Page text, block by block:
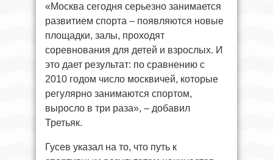
«Москва сегодня серьезно занимается
развитием спорта – появляются новые
площадки, залы, проходят
соревнования для детей и взрослых. И
это дает результат: по сравнению с
2010 годом число москвичей, которые
регулярно занимаются спортом,
выросло в три раза», – добавил
Третьяк.
Гусев указал на то, что путь к